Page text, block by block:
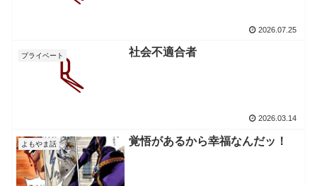
2026.07.25
プライベート 社会不適合者
2026.03.14
よもやま話 覚悟があるから幸福なんだッ！